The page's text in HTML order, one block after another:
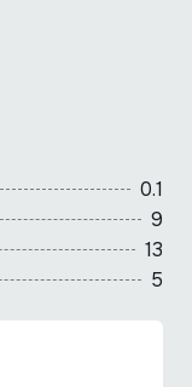
0.1
9
13
5